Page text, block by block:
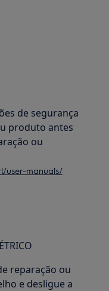
de segurança
produto antes
ou
user-manuals/
reparação ou
e desligue a